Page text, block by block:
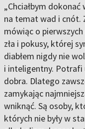
„Chciałbym
na temat wad i cnót.
mówiąc o
zła i pokusy, której
diabłem nigdy nie
i inteligentny. Potrafi
dobra. Dlatego
zamykając
wniknąć. Są osoby,
których nie były w